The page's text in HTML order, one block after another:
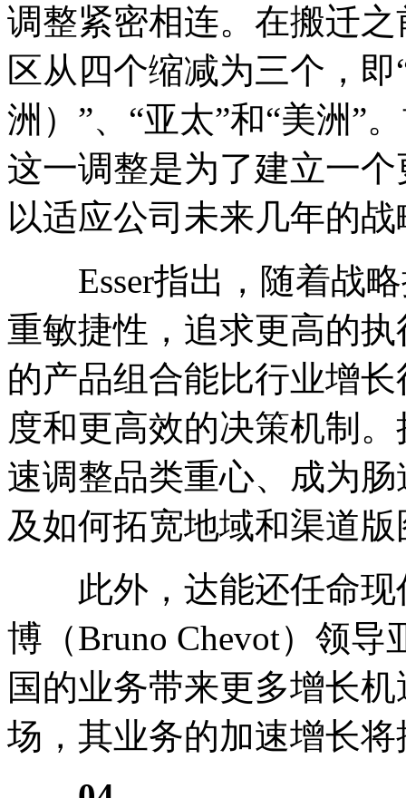
调整紧密相连。在搬迁
区从四个缩减为三个，
洲）”、“亚太”和“美洲”
这一调整是为了建立一
以适应公司未来几年的
Esser指出，随着战略
重敏捷性，追求更高的
的产品组合能比行业增
度和更高效的决策机制
速调整品类重心、成为
及如何拓宽地域和渠道版
此外，达能还任命现
博（Bruno Chevot）领
国的业务带来更多增长
场，其业务的加速增长